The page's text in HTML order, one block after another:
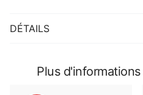
DÉTAILS
Plus